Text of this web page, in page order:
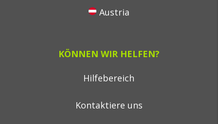
Austria
KÖNNEN WIR HELFEN?
Hilfebereich
Kontaktiere uns